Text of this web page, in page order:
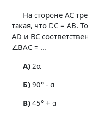
На стороне AC
такая, что DC = AB.
AD и BC
∠BAC = …
A)2α
Б)90° - α
В)45° + α